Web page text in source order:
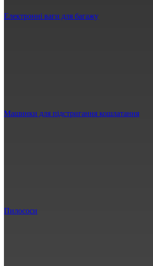
Електронні ваги для багажу
Машинки для підстригання кошлатання
Пилососи